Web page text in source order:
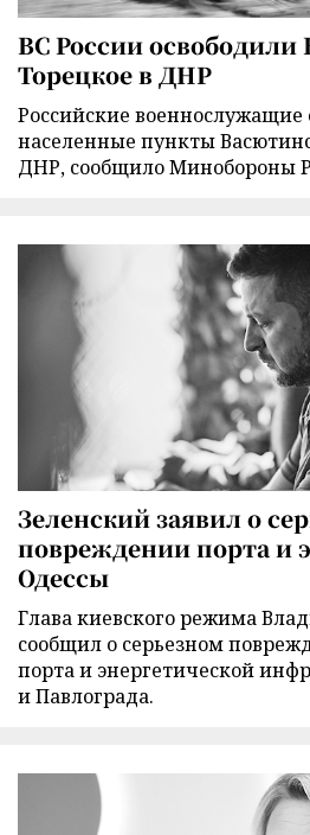
ВС России освободили
Торецкое в ДНР
Российские военнослужащие
населенные пункты
ДНР, сообщило Минобороны
Зеленский заявил о
повреждении порта и
Одессы
Глава киевского режима
сообщил о серьезном
порта и энергетической
и Павлограда.